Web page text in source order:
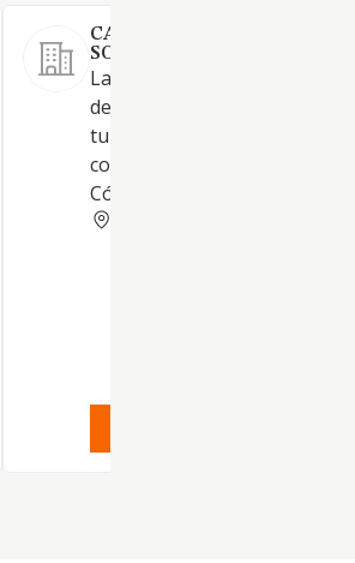
CAMPAMENTO DE ARCAS
SOCIEDAD LIMITADA.
La explotación de un negocio
dedicado a los alojamientos
turísticos y otros
corta estancia (actividad
Código de CNAE n. 5520)